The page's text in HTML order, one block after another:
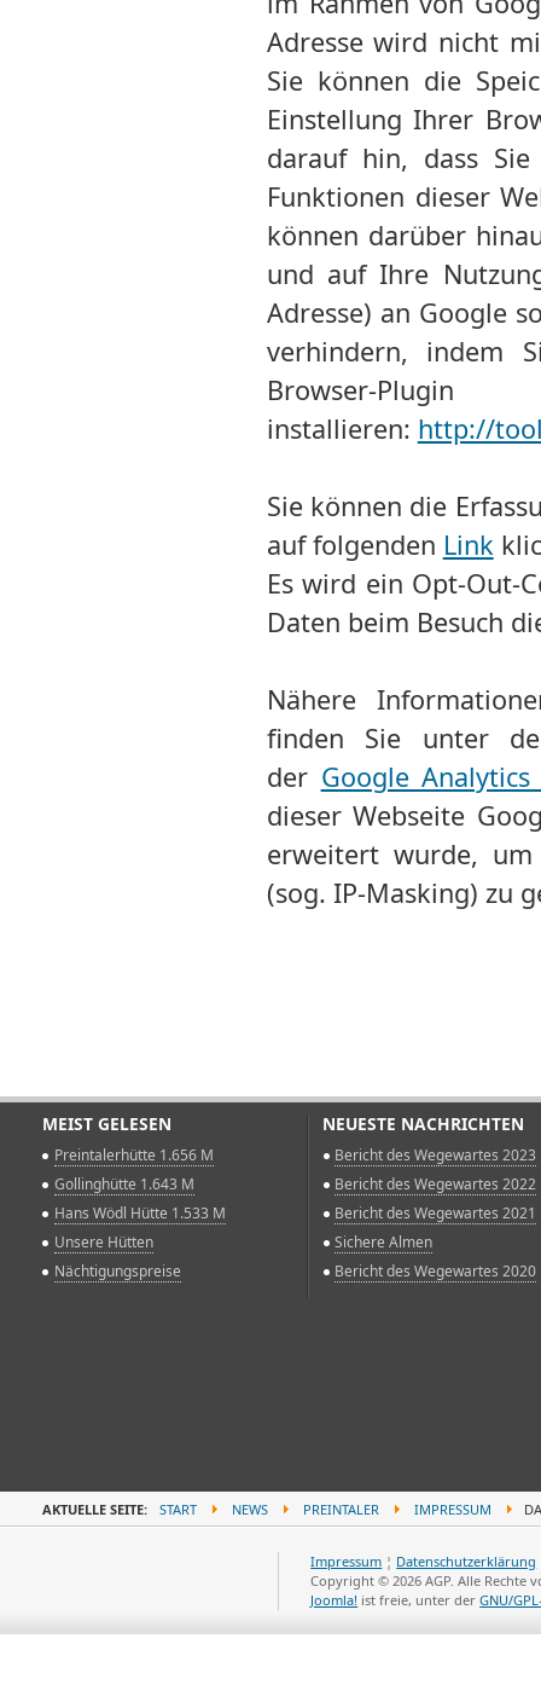
Adresse wird nicht
Sie können die
Einstellung Ihrer
darauf hin, dass
Funktionen dieser
können darüber
und auf Ihre
Adresse) an Google
verhindern, indem
Browser-
installieren: http://
Sie können die
auf folgenden Link
Es wird ein Opt-Out-
Daten beim Besuch
Nähere
finden Sie unter
der Google
dieser Webseite
erweitert wurde, um
(sog. IP-Masking) zu
MEIST GELESEN
Preintalerhütte 1.656 M
Gollinghütte 1.643 M
Hans Wödl Hütte 1.533 M
Unsere Hütten
Nächtigungspreise
NEUESTE NACHRICHTEN
Bericht des Wegewartes 2023
Bericht des Wegewartes 2022
Bericht des Wegewartes 2021
Sichere Almen
Bericht des Wegewartes 2020
AKTUELLE SEITE: START NEWS PREINTALER IMPRESSUM
Impressum ¦ Datenschutzerklärung
Copyright © 2026 AGP. Alle Rechte
Joomla! ist freie, unter derGNU/